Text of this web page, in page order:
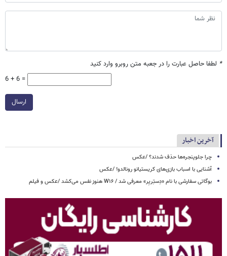
* لطفا حاصل عبارت را در جعبه متن روبرو وارد کنید
6 + 6 =
ارسال
آخرین اخبار
چرا جلوپنجره‌ها حذف شدند؟ /عکس
آشنایی با اسباب‌ بازی‌های کریستیانو رونالدو! /عکس
بوگاتی سفارشی با نام «دِستِریِر» معرفی شد / W۱۶ هنوز نفس می‌کشد /عکس و فیلم